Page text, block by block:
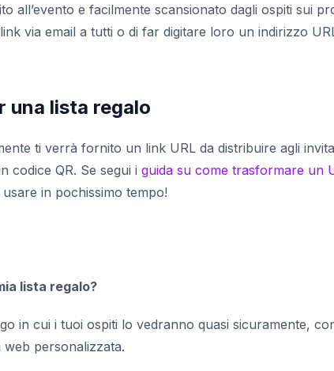
all’evento e facilmente scansionato dagli ospiti sui
via email a tutti o di far digitare loro un indirizzo
una lista regalo
ti verrà fornito un link URL da distribuire agli
codice QR. Se segui i guida su come trasformare un
in pochissimo tempo!
lista regalo?
in cui i tuoi ospiti lo vedranno quasi sicuramente,
web personalizzata.